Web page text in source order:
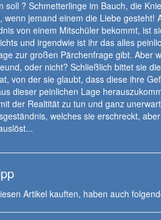
soll ? Schmetterlinge im Bauch, die
wenn jemand einem die Liebe gesteht!
von einem Mitschüler bekommt, ist
und irgendwie ist ihr das alles
zur großen Pärchenfrage gibt. Aber
oder nicht? Schließlich bittet sie
von der sie glaubt, dass diese ihre
dieser peinlichen Lage
der Realtität zu tun und ganz
welches sie erschreckt,
Artikel kauften, haben auch